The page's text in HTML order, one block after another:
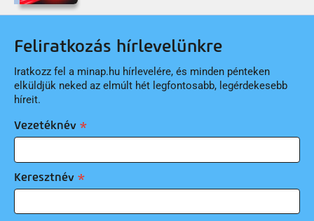
Feliratkozás hírlevelünkre
Iratkozz fel a minap.hu hírlevelére, és minden pénteken
elküldjük neked az elmúlt hét legfontosabb, legérdekesebb
híreit.
Vezetéknév
Keresztnév